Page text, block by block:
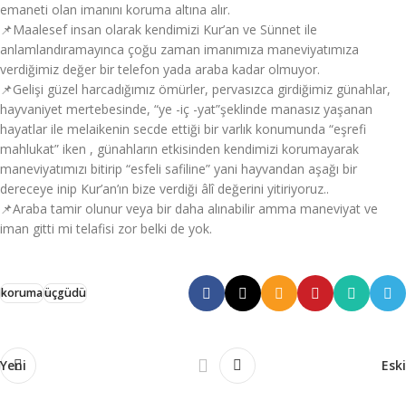
emaneti olan imanını koruma altına alır.
📌Maalesef insan olarak kendimizi Kur’an ve Sünnet ile
anlamlandıramayınca çoğu zaman imanımıza maneviyatımıza
verdiğimiz değer bir telefon yada araba kadar olmuyor.
📌Gelişi güzel harcadığımız ömürler, pervasızca girdiğimiz günahlar,
hayvaniyet mertebesinde, “ye -iç -yat”şeklinde manasız yaşanan
hayatlar ile melaikenin secde ettiği bir varlık konumunda “eşrefi
mahlukat” iken , günahların etkisinden kendimizi korumayarak
maneviyatımızı bitirip “esfeli safiline” yani hayvandan aşağı bir
dereceye inip Kur’an’ın bize verdiği âlî değerini yitiriyoruz..
📌Araba tamir olunur veya bir daha alınabilir amma maneviyat ve
iman gitti mi telafisi zor belki de yok.
korumaüçgüdü
Yeni Eski